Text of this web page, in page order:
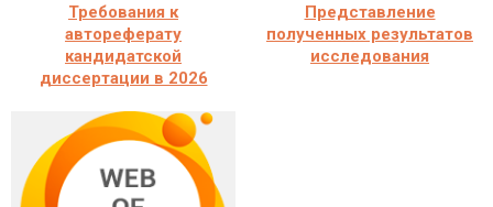
Требования к
автореферату
кандидатской
диссертации в 2026
Представление
полученных результатов
исследования